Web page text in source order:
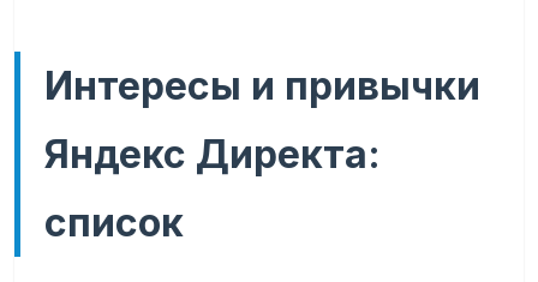
Интересы и привычки
Яндекс Директа:
список